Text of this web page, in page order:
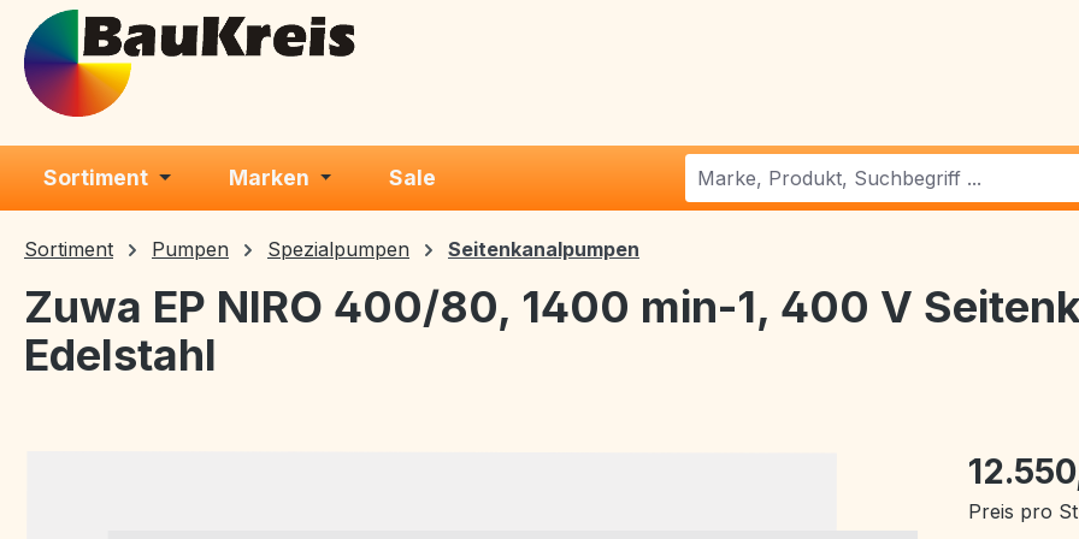
Hauptinhalt springen
Zur Suche springen
Zur Hauptnavigation springen
Sortiment Marken Sale
Sortiment Pumpen Spezialpumpen Seitenkanalpumpen
Zuwa EP NIRO 400/80, 1400 min-1, 400 V
Edelstahl
Preis pro